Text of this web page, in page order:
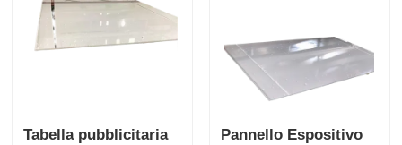
Tabella pubblicitaria
Pannello Espositivo